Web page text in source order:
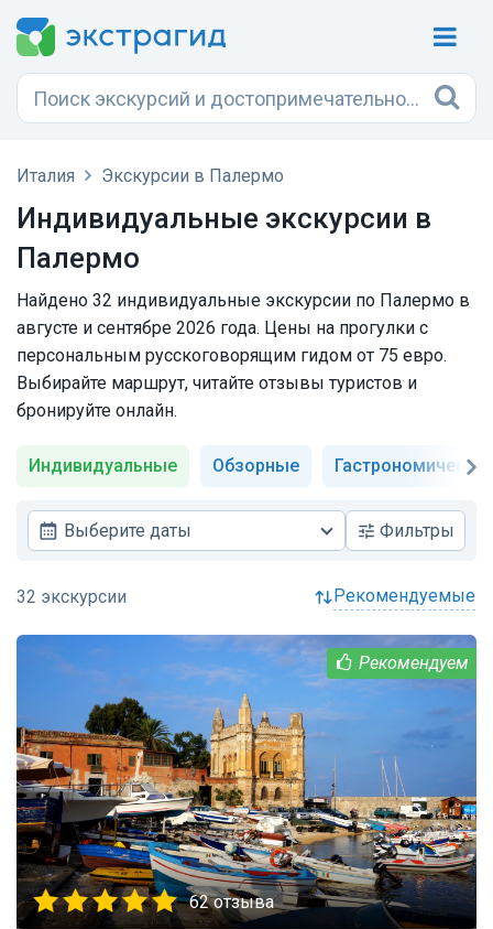
Италия Экскурсии в Палермо
Индивидуальные экскурсии в
Палермо
Найдено 32 индивидуальные экскурсии по Палермо в
августе и сентябре 2026 года. Цены на прогулки с
персональным русскоговорящим гидом от 75 евро.
Выбирайте маршрут, читайте отзывы туристов и
бронируйте онлайн.
Индивидуальные Обзорные
Выберите даты Фильтры
рекомендуемые
62 отзыва